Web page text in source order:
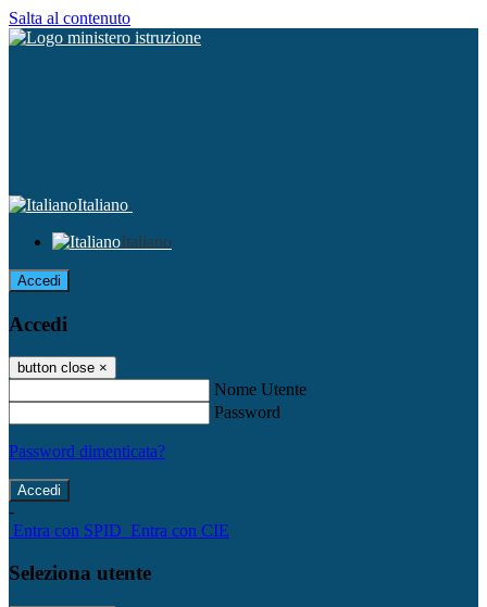
Salta al contenuto
Italiano
Italiano
Accedi
Accedi
button close ×
Nome Utente
Password
Password dimenticata?
-
Entra con SPID Entra con CIE
Seleziona utente